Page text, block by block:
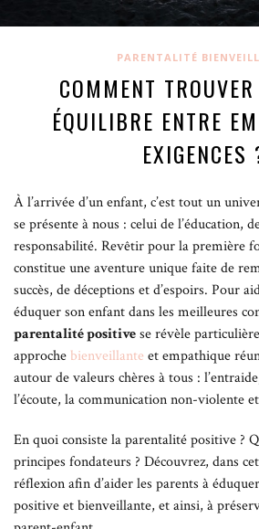
PARENTALITÉ
COMMENT
ÉQUILIBRE ENTRE
EXIGENCES
À l’arrivée d’un enfant, c’est tout un
se présente à nous : celui de l’éducation,
responsabilité. Revêtir pour la première
constitue une aventure unique faite de
succès, de déceptions et d’espoirs. Pour
éduquer son enfant dans les meilleures
parentalité positivese révèle
approche bienveillante et empathique
autour de valeurs chères à tous :
l’écoute, la communication non-violente
En quoi consiste la parentalité positive ?
principes fondateurs ? Découvrez, dans
réflexion afin d’aider les parents à
positive et bienveillante, et ainsi, à